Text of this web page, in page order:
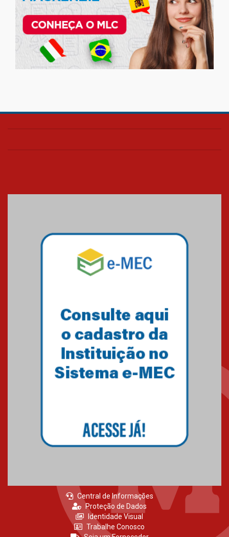
Central de Informações
Proteção de Dados
Identidade Visual
Trabalhe Conosco